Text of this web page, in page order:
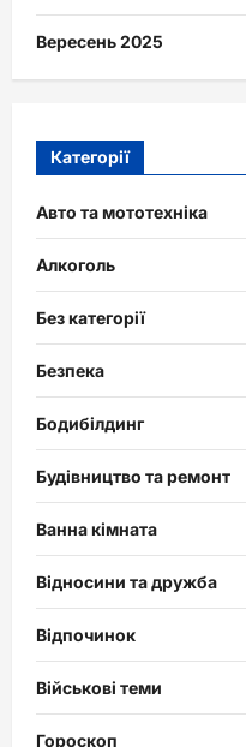
Вересень 2025
Категорії
Авто та мототехніка
Алкоголь
Без категорії
Безпека
Бодибілдинг
Будівництво та ремонт
Ванна кімната
Відносини та дружба
Відпочинок
Військові теми
Гороскоп